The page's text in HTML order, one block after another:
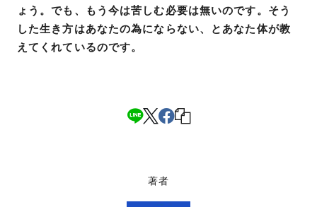
ょう。でも、もう今は苦しむ必要は無いのです。そう
した生き方はあなたの為にならない、とあなた体が教
えてくれているのです。
著者